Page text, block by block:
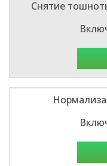
Снятие